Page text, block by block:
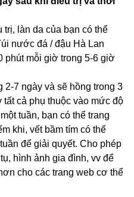
làn da của bạn có thể
nước đá / đậu Hà Lan
phút mỗi giờ trong 5-6 giờ
2-7 ngày và sẽ hồng trong 3
cả phụ thuộc vào mức độ
tuần, bạn có thể trang
khi, vết bầm tím có thể
để giải quyết. Cho phép
hình ảnh gia đình, vv để
cho các trang web cơ thể